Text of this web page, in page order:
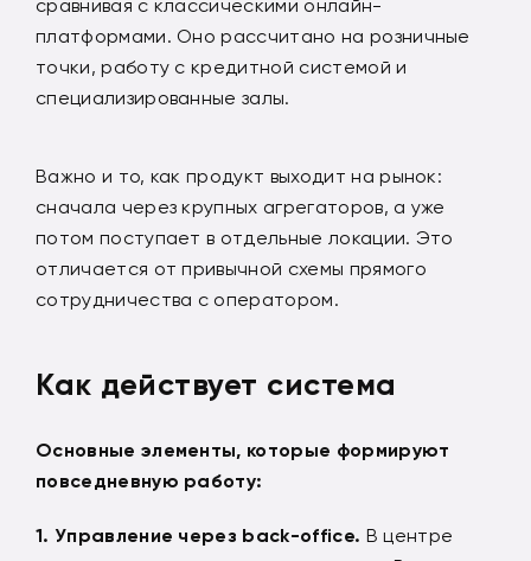
сравнивая с классическими онлайн-
платформами. Оно рассчитано на розничные
точки, работу с кредитной системой и
специализированные залы.
Важно и то, как продукт выходит на рынок:
сначала через крупных агрегаторов, а уже
потом поступает в отдельные локации. Это
отличается от привычной схемы прямого
сотрудничества с оператором.
Как действует система
Основные элементы, которые формируют
повседневную работу:
Управление через back-office. В центре